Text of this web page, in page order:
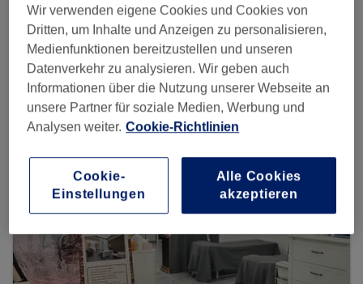
Auf Treatwell finden
Wir verwenden eigene Cookies und Cookies von
Dritten, um Inhalte und Anzeigen zu personalisieren,
Medienfunktionen bereitzustellen und unseren
Datenverkehr zu analysieren. Wir geben auch
Informationen über die Nutzung unserer Webseite an
unsere Partner für soziale Medien, Werbung und
Analysen weiter. Cookie-Richtlinien
Cookie-
Einstellungen
Alle Cookies
akzeptieren